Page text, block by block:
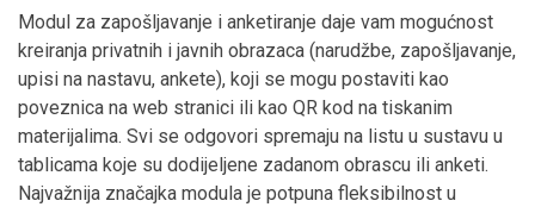
Modul za zapošljavanje i anketiranje daje vam mogućnost
kreiranja privatnih i javnih obrazaca (narudžbe, zapošljavanje,
upisi na nastavu, ankete), koji se mogu postaviti kao
poveznica na web stranici ili kao QR kod na tiskanim
materijalima. Svi se odgovori spremaju na listu u sustavu u
tablicama koje su dodijeljene zadanom obrascu ili anketi.
Najvažnija značajka modula je potpuna fleksibilnost u